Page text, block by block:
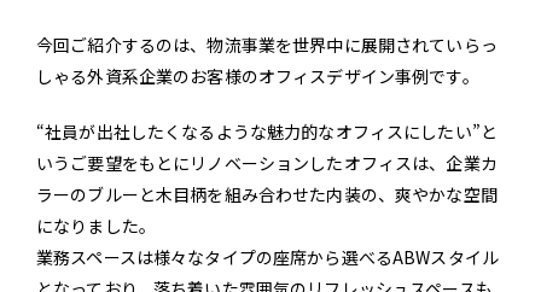
今回ご紹介するのは、物流事業を世界中に展開されていらっ
しゃる外資系企業のお客様のオフィスデザイン事例です。
“社員が出社したくなるような魅力的なオフィスにしたい”と
いうご要望をもとにリノベーションしたオフィスは、企業カ
ラーのブルーと木目柄を組み合わせた内装の、爽やかな空間
になりました。
業務スペースは様々なタイプの座席から選べるABWスタイル